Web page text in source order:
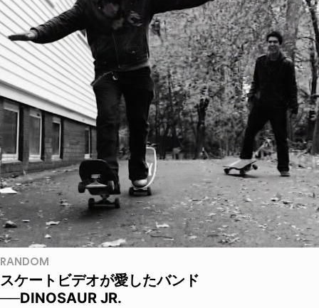
RANDOM
スケートビデオが愛したバンド
──DINOSAUR JR.